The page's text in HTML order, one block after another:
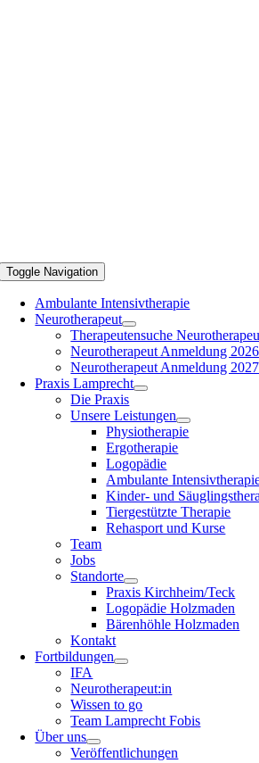
Toggle Navigation
Ambulante Intensivtherapie
Neurotherapeut
Therapeutensuche
Neurotherapeut Anmeldung
Neurotherapeut Anmeldung 2027
Praxis Lamprecht
Die Praxis
Unsere Leistungen
Physiotherapie
Ergotherapie
Logopädie
Ambulante
Kinder- und
Tiergestützte Therapie
Rehasport und Kurse
Team
Jobs
Standorte
Praxis Kirchheim/Teck
Logopädie Holzmaden
Bärenhöhle Holzmaden
Kontakt
Fortbildungen
IFA
Neurotherapeut:in
Wissen to go
Team Lamprecht Fobis
Über uns
Veröffentlichungen